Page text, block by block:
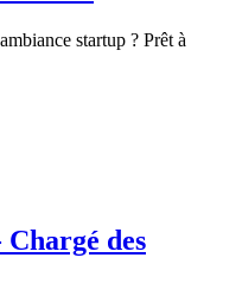
startup ? Prêt à
des